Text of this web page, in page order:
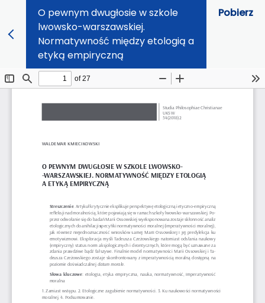
O pewnym dwugłosie w szkole
lwowsko-warszawskiej.
Normatywność między etologią a
etyką empiryczną
Pobierz